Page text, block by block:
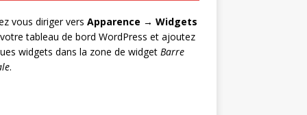
vous diriger vers Apparence → Widgets
tableau de bord WordPress et ajoutez
widgets dans la zone de widget Barre
.